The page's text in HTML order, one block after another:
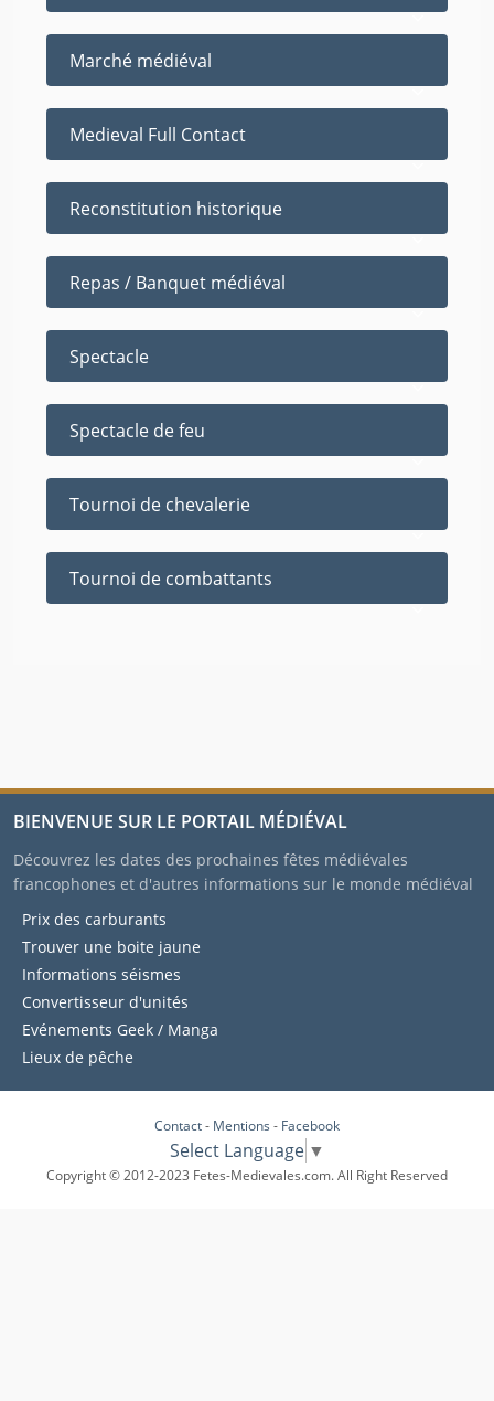
Marché médiéval
Medieval Full Contact
Reconstitution historique
Repas / Banquet médiéval
Spectacle
Spectacle de feu
Tournoi de chevalerie
Tournoi de combattants
BIENVENUE SUR LE PORTAIL MÉDIÉVAL
Découvrez les dates des prochaines fêtes médiévales
francophones et d'autres informations sur le monde médiéval
Prix des carburants
Trouver une boite jaune
Informations séismes
Convertisseur d'unités
Evénements Geek / Manga
Lieux de pêche
Contact- Mentions - Facebook
Select Language ▼
Copyright © 2012-2023 Fetes-Medievales.com. All Right Reserved